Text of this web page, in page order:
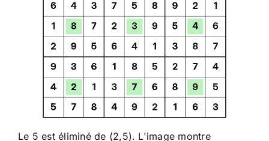
Le 5 est éliminé de (2,5). L'image montre